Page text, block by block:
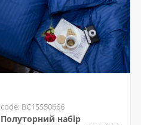
code: BC1SS50666
Полуторний набір